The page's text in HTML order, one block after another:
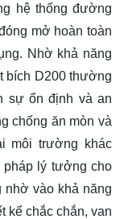
hệ thống đường
mở hoàn toàn
Nhờ khả năng
bích D200 thường
sự ổn định và an
chống ăn mòn và
môi trường khác
pháp lý tưởng cho
nhờ vào khả năng
kế chắc chắn, van